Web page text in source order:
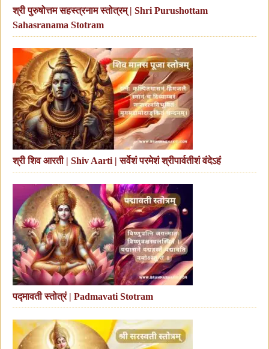
श्री पुरुषोत्तम सहस्त्रनाम स्तोत्रम् | Shri Purushottam
Sahasranama Stotram
श्री शिव आरती | Shiv Aarti | सर्वेशं परमेशं श्रीपार्वतीशं वंदेऽहं
पद्मावती स्तोत्रं | Padmavati Stotram